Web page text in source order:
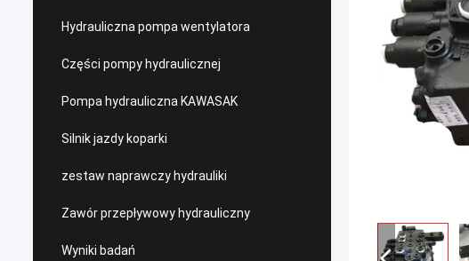
Hydrauliczna pompa wentylatora
Części pompy hydraulicznej
Pompa hydrauliczna KAWASAK
Silnik jazdy koparki
zestaw naprawczy hydrauliki
Zawór przepływowy hydrauliczny
Wyniki badań